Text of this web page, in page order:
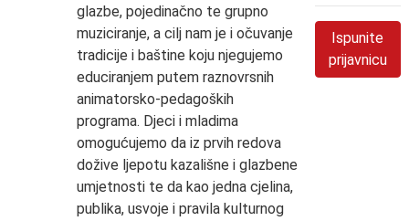
glazbe, pojedinačno te grupno
muziciranje, a cilj nam je i očuvanje
tradicije i baštine koju njegujemo
educiranjem putem raznovrsnih
animatorsko-pedagoških
programa. Djeci i mladima
omogućujemo da iz prvih redova
dožive ljepotu kazališne i glazbene
umjetnosti te da kao jedna cjelina,
publika, usvoje i pravila kulturnog
Ispunite
prijavnicu